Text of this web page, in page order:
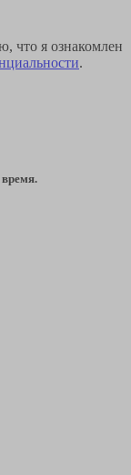
что я ознакомлен
.